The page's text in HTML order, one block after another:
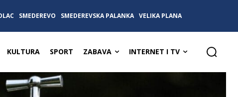
SMEDEREVO SMEDEREVSKA PALANKA VELIKA PLANA
KULTURA SPORT ZABAVA INTERNET I TV